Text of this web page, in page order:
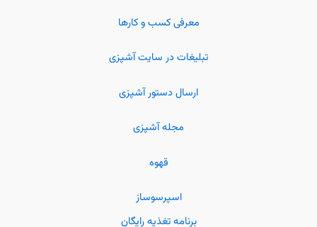
معرفی کسب و کارها
تبلیغات در سایت آشپزی
ارسال دستور آشپزی
مجله آشپزی
قهوه
اسپرسوساز
برنامه تغذیه رایگان